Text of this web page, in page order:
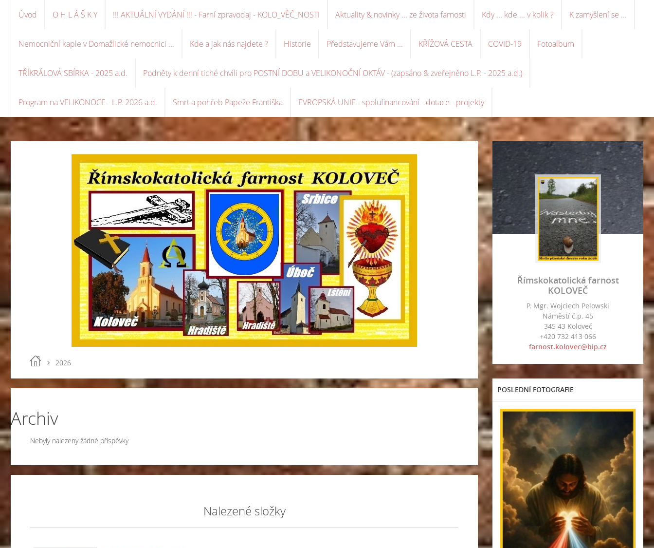
Úvod O H L Á Š K Y !!! AKTUÁLNÍ VYDÁNÍ !!! - Farní zpravodaj - KOLO_VĚČ_NOSTI Aktuality & novinky ... ze života farnosti Kdy ... kde ... v kolik ? K zamyšlení se ...
Nemocniční kaple v Domažlické nemocnici ... Kde a jak nás najdete ? Historie Představujeme Vám ... KŘÍŽOVÁ CESTA COVID-19 Fotoalbum
TŘÍKRÁLOVÁ SBÍRKA - 2025 a.d. Podněty k denní tiché chvíli pro POSTNÍ DOBU a VELIKONOČNÍ OKTÁV - (zapsáno & zveřejněno L.P. - 2025 a.d.)
Program na VELIKONOCE - L.P. 2026 a.d. Smrt a pohřeb Papeže Františka EVROPSKÁ UNIE - spolufinancování - dotace - projekty
2026
Archiv
Nebyly nalezeny žádné příspěvky
Nalezené složky
Římskokatolická farnost
KOLOVEČ
P. Mgr. Wojciech Pelowski
Náměstí č.p. 45
345 43 Koloveč
+420 732 413 066
farnost.kolovec@bip.cz
POSLEDNÍ FOTOGRAFIE